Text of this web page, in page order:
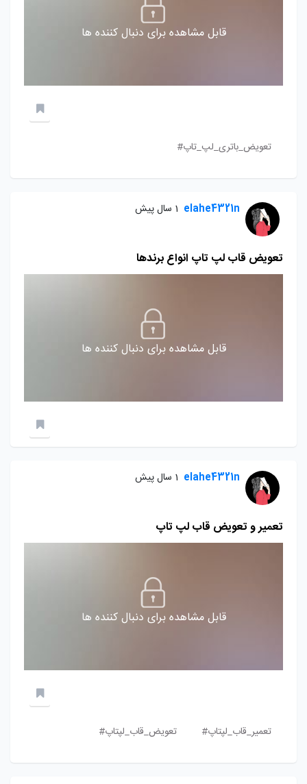
قابل مشاهده برای دنبال کننده ها
تعویض_باتری_لپ_تاپ#
elahe4321n 1 سال پیش
تعویض قاب لپ تاپ انواع برندها
قابل مشاهده برای دنبال کننده ها
elahe4321n 1 سال پیش
تعمیر و تعویض قاب لپ تاپ
قابل مشاهده برای دنبال کننده ها
تعمیر_قاب_لپتاپ# تعویض_قاب_لپتاپ#